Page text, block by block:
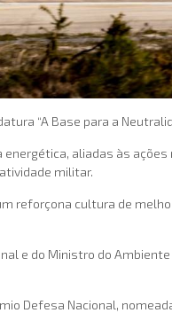
“A Base para a
aliadas às
militar.
reforçona cultura de
e do Ministro do
Defesa Nacional,